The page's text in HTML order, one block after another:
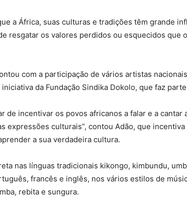
a África, suas culturas e tradições têm grande
resgatar os valores perdidos ou esquecidos que
com a participação de vários artistas
da Fundação Sindika Dokolo, que faz
de incentivar os povos africanos a falar e a cantar
expressões culturais”, contou Adão, que
a sua verdadeira cultura.
nas línguas tradicionais kikongo, kimbundu,
francês e inglês, nos vários estilos de
rebita e sungura.